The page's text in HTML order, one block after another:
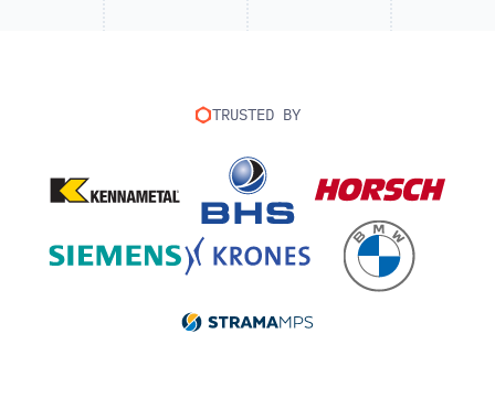
TRUSTED BY